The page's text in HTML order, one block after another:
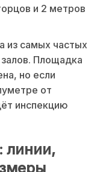
и 2 метров
из самых частых
Площадка
но если
от
инспекцию
линии,